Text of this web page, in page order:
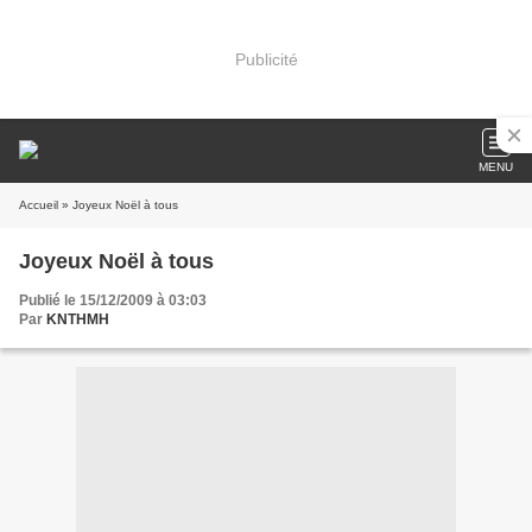
Publicité
MENU
Accueil » Joyeux Noël à tous
Joyeux Noël à tous
Publié le 15/12/2009 à 03:03
Par KNTHMH